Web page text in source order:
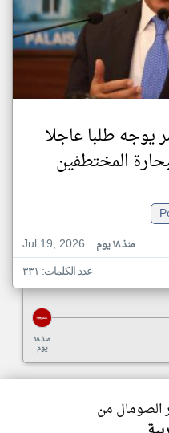
يوجه طلبا عاجلا
المختطفين
Jul 19, 2026
منذ ١٨ يوم
عدد الكلمات: ٣٣١
منذ ١٨
يوم
الصومال من